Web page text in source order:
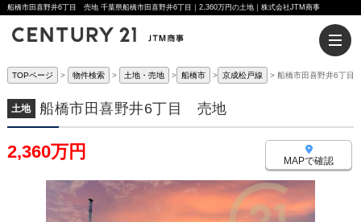
船橋市田喜野井6丁目 売地 千葉県船橋市田喜野井6丁目｜2,360万円の土地｜株式会社JTM商事
TOPページ 物件検索 土地・売地 船橋市 京成松戸線 船橋市田喜野井6丁目
土地 船橋市田喜野井6丁目 売地
2,360万円 MAPで確認